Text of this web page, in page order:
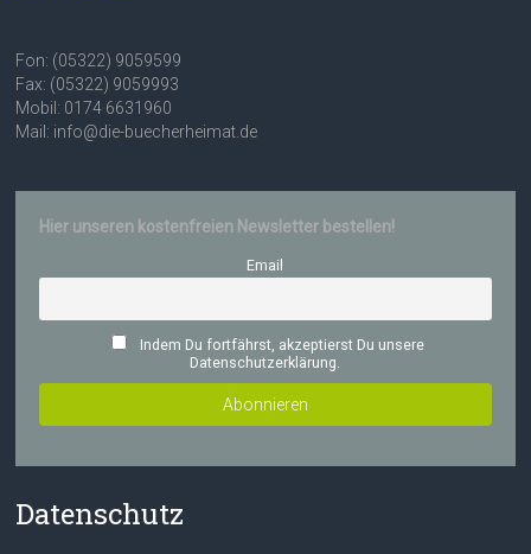
Fon: (05322) 9059599
Fax: (05322) 9059993
Mobil: 0174 6631960
Mail: info@die-buecherheimat.de
Hier unseren kostenfreien Newsletter bestellen!
Email
Indem Du fortfährst, akzeptierst Du unsere
Datenschutzerklärung.
Datenschutz